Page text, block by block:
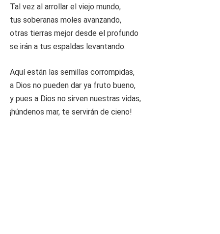
Tal vez al arrollar el viejo mundo,
tus soberanas moles avanzando,
otras tierras mejor desde el profundo
se irán a tus espaldas levantando.
Aquí están las semillas corrompidas,
a Dios no pueden dar ya fruto bueno,
y pues a Dios no sirven nuestras vidas,
¡húndenos mar, te servirán de cieno!